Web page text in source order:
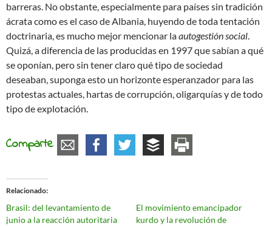
barreras. No obstante, especialmente para países sin tradición
ácrata como es el caso de Albania, huyendo de toda tentación
doctrinaria, es mucho mejor mencionar laautogestión social.
Quizá, a diferencia de las producidas en 1997 que sabían a qué
se oponían, pero sin tener claro qué tipo de sociedad
deseaban, suponga esto un horizonte esperanzador para las
protestas actuales, hartas de corrupción, oligarquías y de todo
tipo de explotación.
Comparte
Relacionado
Brasil: del levantamiento de
junio a la reacción autoritaria
El movimiento emancipador
kurdo y la revolución de